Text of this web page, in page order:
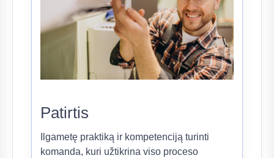
Patirtis
Ilgametę praktiką ir kompetenciją turinti
komanda, kuri užtikrina viso proceso